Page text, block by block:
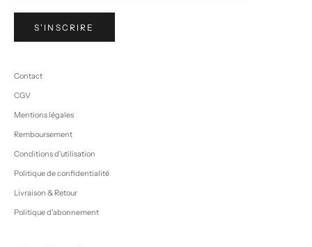
S'INSCRIRE
Contact
CGV
Mentions légales
Remboursement
Conditions d'utilisation
Politique de confidentialité
Livraison & Retour
Politique d'abonnement